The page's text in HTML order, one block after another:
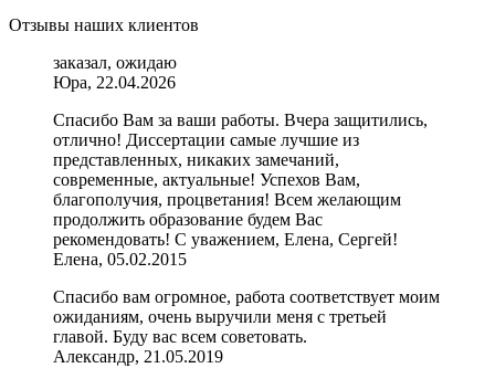
Отзывы наших клиентов
заказал, ожидаю
Юра, 22.04.2026
Спасибо Вам за ваши работы. Вчера защитились,
отлично! Диссертации самые лучшие из
представленных, никаких замечаний,
современные, актуальные! Успехов Вам,
благополучия, процветания! Всем желающим
продолжить образование будем Вас
рекомендовать! С уважением, Елена, Сергей!
Елена, 05.02.2015
Спасибо вам огромное, работа соответствует моим
ожиданиям, очень выручили меня с третьей
главой. Буду вас всем советовать.
Александр, 21.05.2019